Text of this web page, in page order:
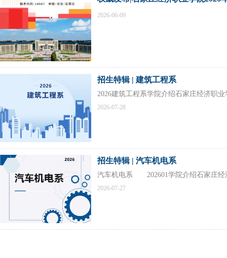
2026-06-09
招生特辑 | 建筑工程系
2026建筑工程系学院介绍石家庄经济职
2026-07-28
招生特辑 | 汽车机电系
汽车机电系 202601学院介绍石家庄经
2026-07-27